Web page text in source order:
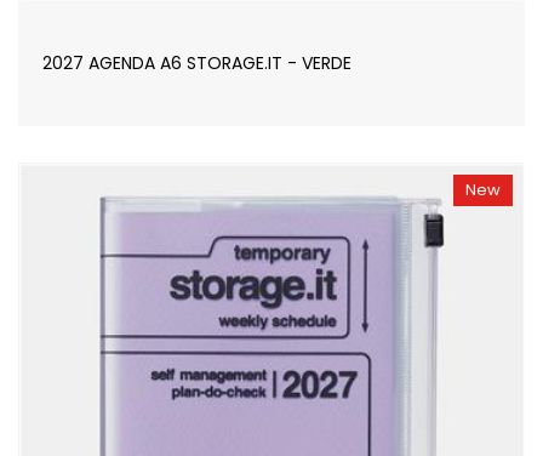
2027 AGENDA A6 STORAGE.IT - VERDE
New